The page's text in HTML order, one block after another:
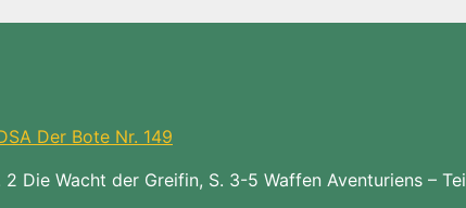
Die Wacht der Greifin, S. 3-5 Waffen Aventuriens –